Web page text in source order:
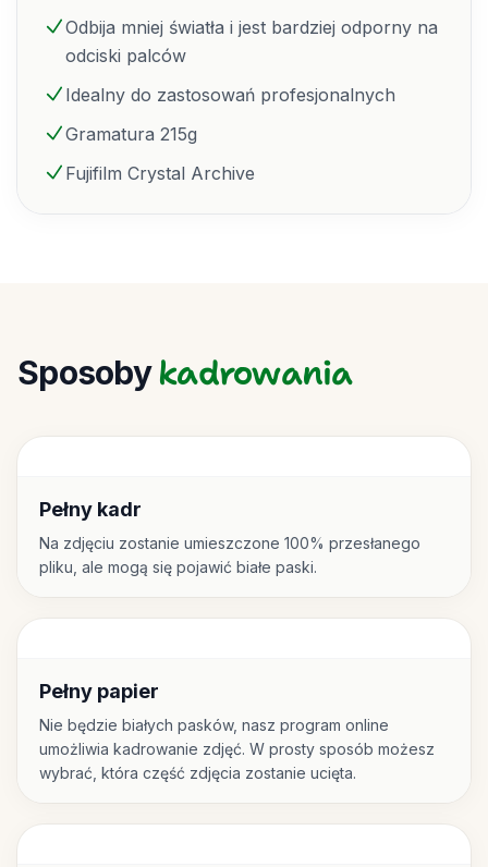
Odbija mniej światła i jest bardziej odporny na
odciski palców
Idealny do zastosowań profesjonalnych
Gramatura 215g
Fujifilm Crystal Archive
Sposoby kadrowania
Pełny kadr
Na zdjęciu zostanie umieszczone 100% przesłanego
pliku, ale mogą się pojawić białe paski.
Pełny papier
Nie będzie białych pasków, nasz program online
umożliwia kadrowanie zdjęć. W prosty sposób możesz
wybrać, która część zdjęcia zostanie ucięta.